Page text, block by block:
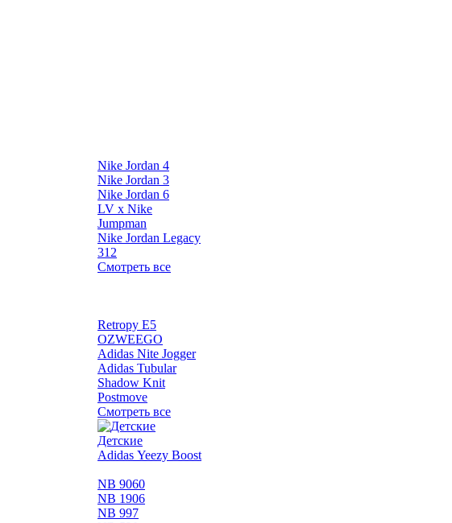
Nike Jordan 4
Nike Jordan 3
Nike Jordan 6
LV x Nike
Jumpman
Nike Jordan Legacy
312
Смотреть все
Retropy E5
OZWEEGO
Adidas Nite Jogger
Adidas Tubular
Shadow Knit
Postmove
Смотреть все
Детские
Adidas Yeezy Boost
NB 9060
NB 1906
NB 997